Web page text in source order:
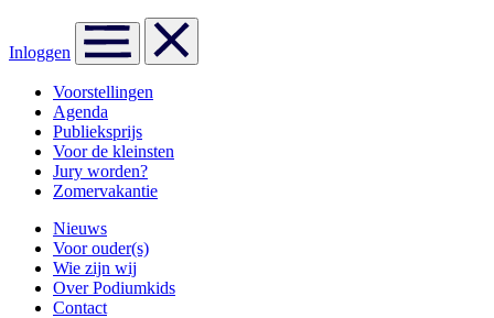
Inloggen
Voorstellingen
Agenda
Publieksprijs
Voor de kleinsten
Jury worden?
Zomervakantie
Nieuws
Voor ouder(s)
Wie zijn wij
Over Podiumkids
Contact